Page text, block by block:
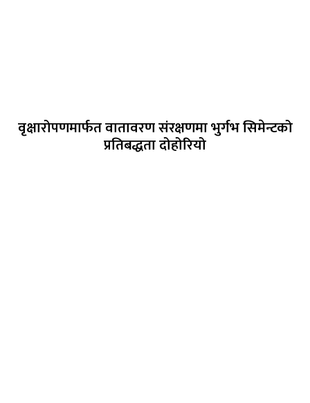
वृक्षारोपणमार्फत वातावरण संरक्षणमा भुर्गभ सिमेन्टको
प्रतिबद्धता दोहोरियो